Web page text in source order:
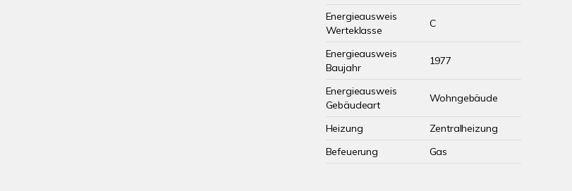
Energieausweis
Werteklasse
C
Energieausweis
Baujahr
1977
Energieausweis
Gebäudeart
Wohngebäude
Heizung
Zentralheizung
Befeuerung
Gas